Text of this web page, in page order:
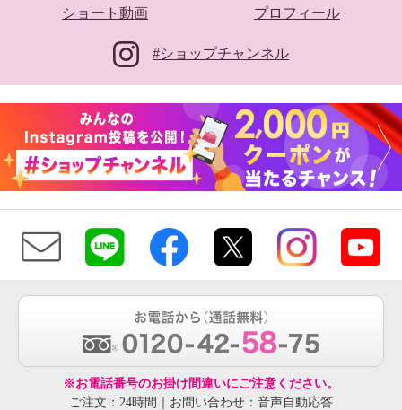
ショート動画 プロフィール
#ショップチャンネル
※お電話番号のお掛け間違いにご注意ください。
ご注文：24時間｜お問い合わせ：音声自動応答